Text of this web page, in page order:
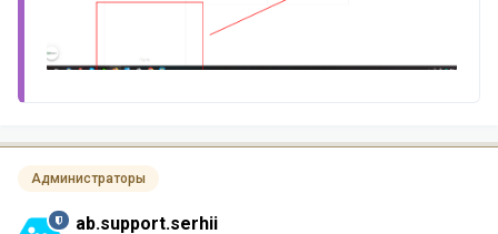
Администраторы
ab.support.serhii